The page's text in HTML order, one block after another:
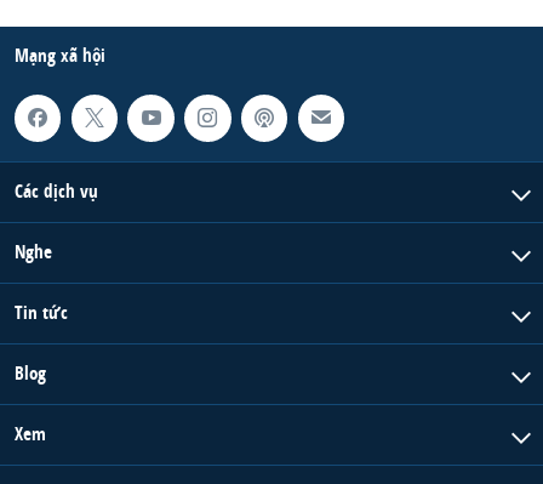
Mạng xã hội
Các dịch vụ
Nghe
Tin tức
Blog
Xem